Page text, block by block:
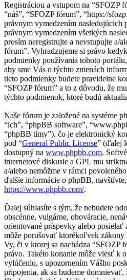
Registráciou a vstupom na “SFOZP
“náš”, “SFOZP fórum”, “https://
právnym vymedzením nasledujúcich
právnym vymedzením všetkých
prosím neregistrujte a nevstupujte a/
fórum”. Vyhradzujeme si právo
podmienky používania tohoto
aby sme Vás o týchto zmenách
tieto podmienky budete pravidelne
“SFOZP fórum” a to z dôvodu, že
týchto podmienok, ktoré budú
Naše fórum je založené na systéme
“ich”, “phpBB software”,
“phpBB tímy”), čo je elektronický
pod “General Public License” (ďalej
dostupný na www.phpbb.com.
internetové diskusie a GPL mu
a/alebo nemôžme v rámci
ďalšie informácie o phpBB,
https://www.phpbb.com/.
Ďalej súhlasíte s tým, že nebudete
obscénne, vulgárne, ohováracie,
orientované príspevky alebo
môže porušovať ktorékoľvek zákony
Vy, či v ktorej sa nachádza “SFOZP
právo. Takéto konanie môže viesť k
vylúčeniu, s upozornením Vášho
pripojenia, ak sa budeme domnievať,